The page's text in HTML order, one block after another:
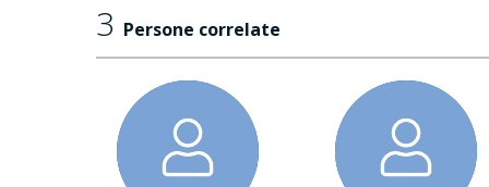
3 Persone correlate